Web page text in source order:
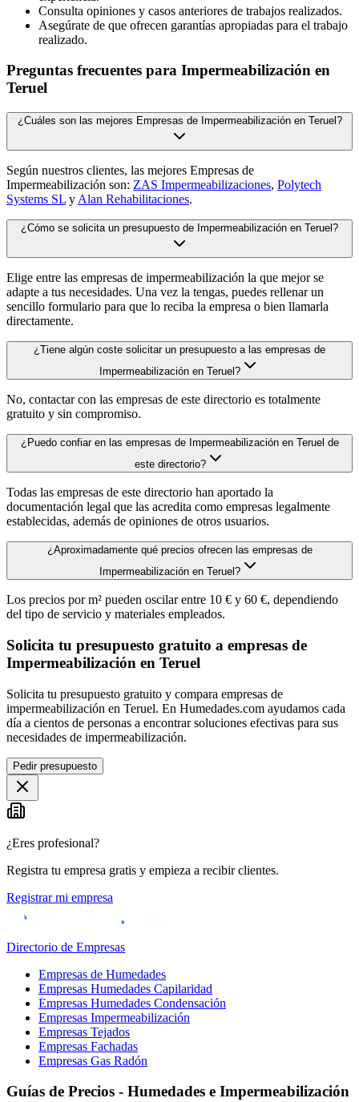
Consulta opiniones y casos anteriores de trabajos realizados.
Asegúrate de que ofrecen garantías apropiadas para el trabajo
realizado.
Preguntas frecuentes para Impermeabilización en
Teruel
¿Cuáles son las mejores Empresas de Impermeabilización en Teruel?
Según nuestros clientes, las mejores Empresas de
Impermeabilización son: ZAS Impermeabilizaciones, Polytech
Systems SL y Alan Rehabilitaciones.
¿Cómo se solicita un presupuesto de Impermeabilización en Teruel?
Elige entre las empresas de impermeabilización la que mejor se
adapte a tus necesidades. Una vez la tengas, puedes rellenar un
sencillo formulario para que lo reciba la empresa o bien llamarla
directamente.
¿Tiene algún coste solicitar un presupuesto a las empresas de
Impermeabilización en Teruel?
No, contactar con las empresas de este directorio es totalmente
gratuito y sin compromiso.
¿Puedo confiar en las empresas de Impermeabilización en Teruel de
este directorio?
Todas las empresas de este directorio han aportado la
documentación legal que las acredita como empresas legalmente
establecidas, además de opiniones de otros usuarios.
¿Aproximadamente qué precios ofrecen las empresas de
Impermeabilización en Teruel?
Los precios por m² pueden oscilar entre 10 € y 60 €, dependiendo
del tipo de servicio y materiales empleados.
Solicita tu presupuesto gratuito a empresas de
Impermeabilización en Teruel
Solicita tu presupuesto gratuito y compara empresas de
impermeabilización en Teruel. En Humedades.com ayudamos cada
día a cientos de personas a encontrar soluciones efectivas para sus
necesidades de impermeabilización.
Pedir presupuesto
¿Eres profesional?
Registra tu empresa gratis y empieza a recibir clientes.
Registrar mi empresa
Directorio de Empresas
Empresas de Humedades
Empresas Humedades Capilaridad
Empresas Humedades Condensación
Empresas Impermeabilización
Empresas Tejados
Empresas Fachadas
Empresas Gas Radón
Guías de Precios - Humedades e Impermeabilización